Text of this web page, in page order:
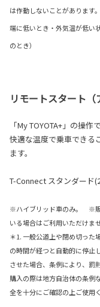
は作動しないことがあります
端に低いとき・外気温が低い
のとき）
リモートスタート（
「My TOYOTA+」の操
快適な温度で乗車できる
ます。
T-Connect スタンダード
※ハイブリッド車のみ。 ※販
いる場合はご利用いただけませ
＊1. 一般公道上や閉め切っ
の時間が経つと自動的に停
させた場合、条例により、罰
購入の際は地方自治体の条
全を十分にご確認の上ご使用